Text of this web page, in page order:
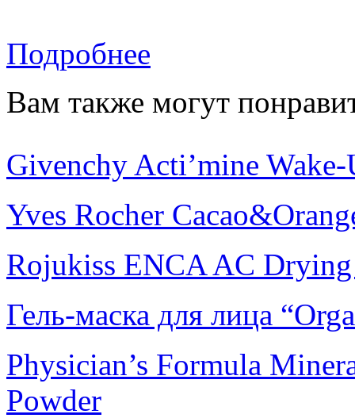
Подробнее
Вам также могут
Givenchy Acti’mine
Yves Rocher
Rojukiss ENCA AC
Гель-маска для лица
Physiсian’s Formula
Powder